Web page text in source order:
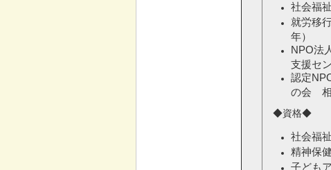
社会福
就労移
年）
NPO法
支援セ
認定
の会 相
◆資格◆
社会福
精神保
子ども